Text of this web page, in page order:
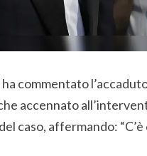
commentato
accennato
caso, affermando: